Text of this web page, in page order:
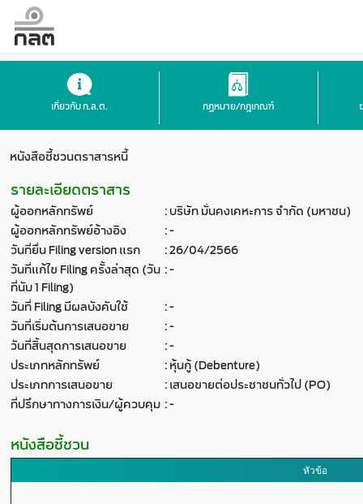
เกี่ยวกับ ก.ล.ต. กฎหมาย/กฎเกณฑ์
หนังสือชี้ชวนตราสารหนี้
รายละเอียดตราสาร
ผู้ออกหลักทรัพย์ :บริษัท มั่นคงเคหะการ จำกัด (มหาชน)
ผู้ออกหลักทรัพย์อ้างอิง
:-
วันที่ยื่น Filing version แรก
:26/04/2566
วันที่แก้ไข Filing ครั้งล่าสุด (วัน
ที่นับ 1 Filing)
:-
วันที่ Filing มีผลบังคับใช้
:-
วันที่เริ่มต้นการเสนอขาย
:-
วันที่สิ้นสุดการเสนอขาย
:-
ประเภทหลักทรัพย์
:หุ้นกู้ (Debenture)
ประเภทการเสนอขาย
:เสนอขายต่อประชาชนทั่วไป (PO)
ที่ปรึกษาทางการเงิน/ผู้ควบคุม :-
หนังสือชี้ชวน
หัวข้อ